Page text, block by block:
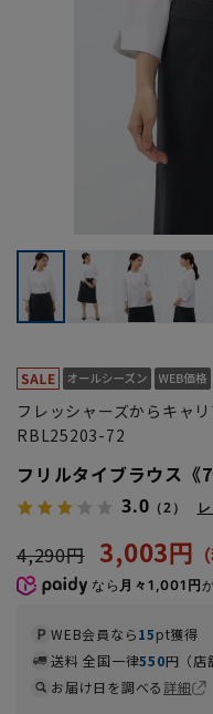
フレッシャーズからキャ
RBL25203-72
フリルタイブラウス《7
3.0 （2）
4,290円 3,003円
なら 月々1,001円
WEB会員なら15pt獲得
送料 全国一律550円（店
お届け日を調べる詳細